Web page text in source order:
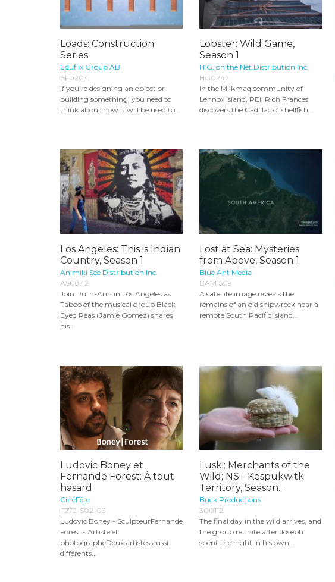
Loads: Construction
Series
Eduflix Group AB
EF0204
If you're designing an object or
building something, you need to
think about how it will be used to...
Lobster: Wild Game,
Season 1
H.G. on the Net Distribution Inc.
HG0242
In the Mi’kmaq community of
Lennox Island, PEI, Rich Frances
discovers the Cadillac of shellfish...
Los Angeles: This is Indian
Country, Season 1
Animiki See Distribution Inc.
AS0842
Join Ruth-Ann in Los Angeles as
Taboo of the musical group Black
Eyed Peas (Jamie Gomez) shares
his...
Lost at Sea: Mysteries
from Above, Season 1
Blue Ant Media
BAM1509
A satellite image reveals the
remains of an old shipwreck near a
remote South Pacific island...
Ludovic Boney et
Fernande Forest: À tout
hasard
CinéFête
F272-S02-03
Ludovic Boney - SculpteurFernande
Forest - Artiste et
photographeDeux artistes aussi
différents...
Luski: Merchants of the
Wild; NS - Kespukwitk
Territory, Season...
Buck Productions
300112
The final day in the wild arrives, and
the group reunite after Joseph
spent the night in his own...